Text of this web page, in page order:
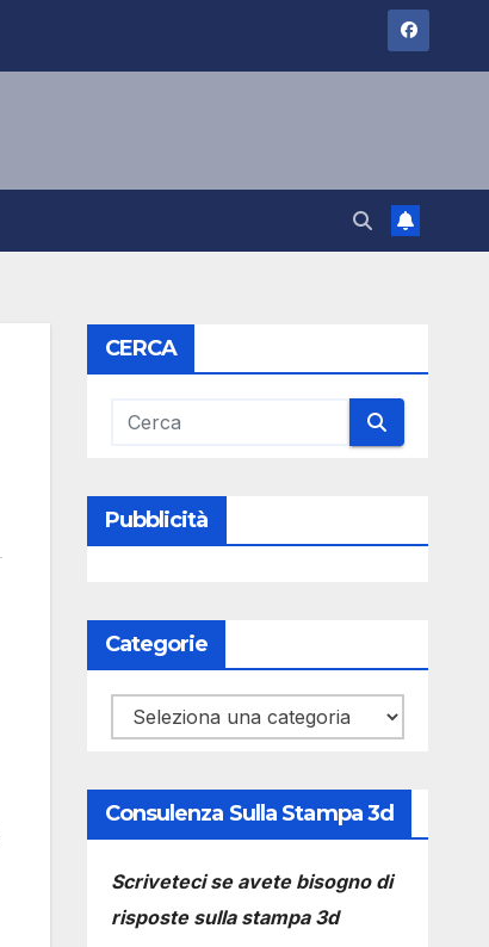
CERCA
Pubblicità
Categorie
Categorie
Consulenza Sulla Stampa 3d
Scriveteci se avete bisogno di
risposte sulla stampa 3d